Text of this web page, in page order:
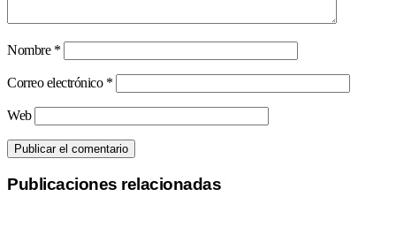
Nombre *
Correo electrónico *
Web
Publicaciones relacionadas